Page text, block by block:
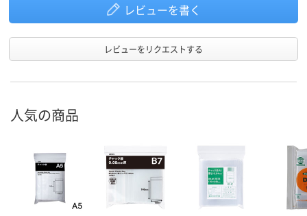
レビューを書く
レビューをリクエストする
人気の商品